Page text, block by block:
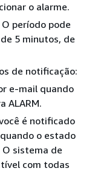
o alarme.
período pode
5 minutos, de
de notificação:
e-mail quando
ALARM.
é notificado
o estado
O sistema de
com todas